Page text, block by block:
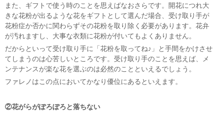
また、ギフトで使う時のことを思えばなおさらです。開花につれ大
きな花粉が出るような花をギフトとして選んだ場合、受け取り手が
花粉症か否かに関わらずその花粉を取り除く必要があります。花弁
が汚れますし、大事な衣類に花粉が付いてもよくありません。
だからといって受け取り手に「花粉を取ってね♪」と手間をかけさせ
てしまうのは心苦しいところです。受け取り手のことを思えば、メ
ンテナンスが楽な花を選ぶのは必然のことといえるでしょう。
ファレノはこの点においてかなり優位にあるといえます。
②花がらがぽろぽろと落ちない